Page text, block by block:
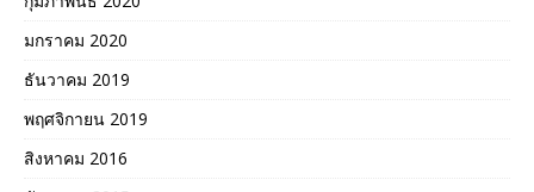
มกราคม 2020
ธันวาคม 2019
พฤศจิกายน 2019
สิงหาคม 2016